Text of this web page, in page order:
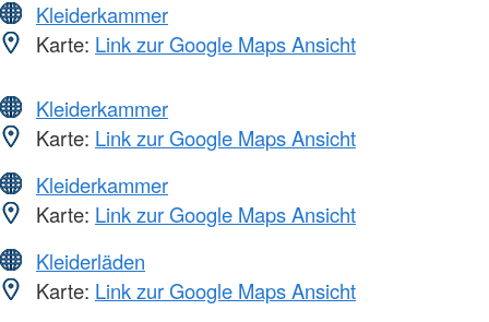
Kleiderkammer
Karte: Link zur Google Maps Ansicht
Kleiderkammer
Karte: Link zur Google Maps Ansicht
Kleiderkammer
Karte: Link zur Google Maps Ansicht
Kleiderläden
Karte: Link zur Google Maps Ansicht